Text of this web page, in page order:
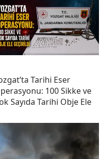
Tarihi Eser
100 Sikke ve
Sayıda Tarihi Obje Ele